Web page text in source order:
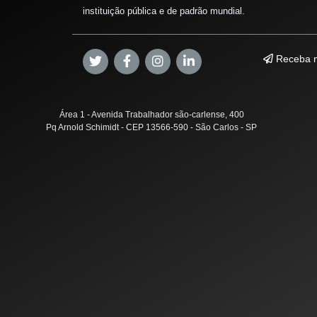
instituição pública e de padrão mundial.
Receba
Área 1 - Avenida Trabalhador são-carlense, 400
Pq Arnold Schimidt - CEP 13566-590 - São Carlos - SP